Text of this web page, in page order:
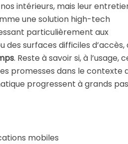
intérieurs, mais leur
une solution high-tech
particulièrement aux
surfaces difficiles d’accès,
. Reste à savoir si, à l’usage,
promesses dans le contexte
progressent à grands
mobiles